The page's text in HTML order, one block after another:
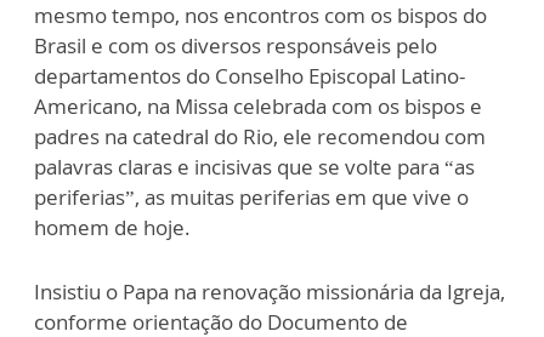
mesmo tempo, nos encontros com os bispos do
Brasil e com os diversos responsáveis pelo
departamentos do Conselho Episcopal Latino-
Americano, na Missa celebrada com os bispos e
padres na catedral do Rio, ele recomendou com
palavras claras e incisivas que se volte para “as
periferias”, as muitas periferias em que vive o
homem de hoje.
Insistiu o Papa na renovação missionária da Igreja,
conforme orientação do Documento de